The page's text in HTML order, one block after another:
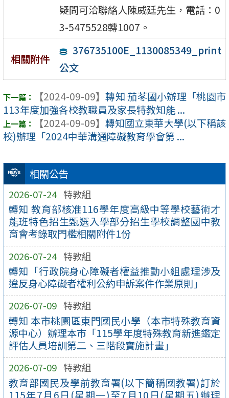
相關公告
2026-07-24 特教組
轉知 教育部核准116學年度高級中等學校藝術才
能班特色招生甄選入學部分招生學校調整國中教
育會考錄取門檻相關附件1份
2026-07-24 特教組
轉知「行政院身心障礙者權益推動小組處理涉及
違反身心障礙者權利公約申訴案件作業原則」
2026-07-09 特教組
轉知 本市桃園區東門國民小學（本市特殊教育資
源中心）辦理本市「115學年度特殊教育新進鑑定
評估人員培訓第二、三階段實施計畫」
2026-07-09 特教組
教育部國民及學前教育署(以下簡稱國教署)訂於
115年7月6日(星期一)至7月10日(星期五)辦理
疑問可洽聯絡人陳威廷先生，電話：0
3-5475528轉1007。
相關附件
376735100E_1130085349_print
公文
【2024-09-09】 轉知 茄苳國小辦理「桃園市
113年度加強各校教職員及家長特教知能 ...
【2024-09-09】 轉知國立東華大學(以下稱該
校)辦理「2024中華溝通障礙教育學會第 ...